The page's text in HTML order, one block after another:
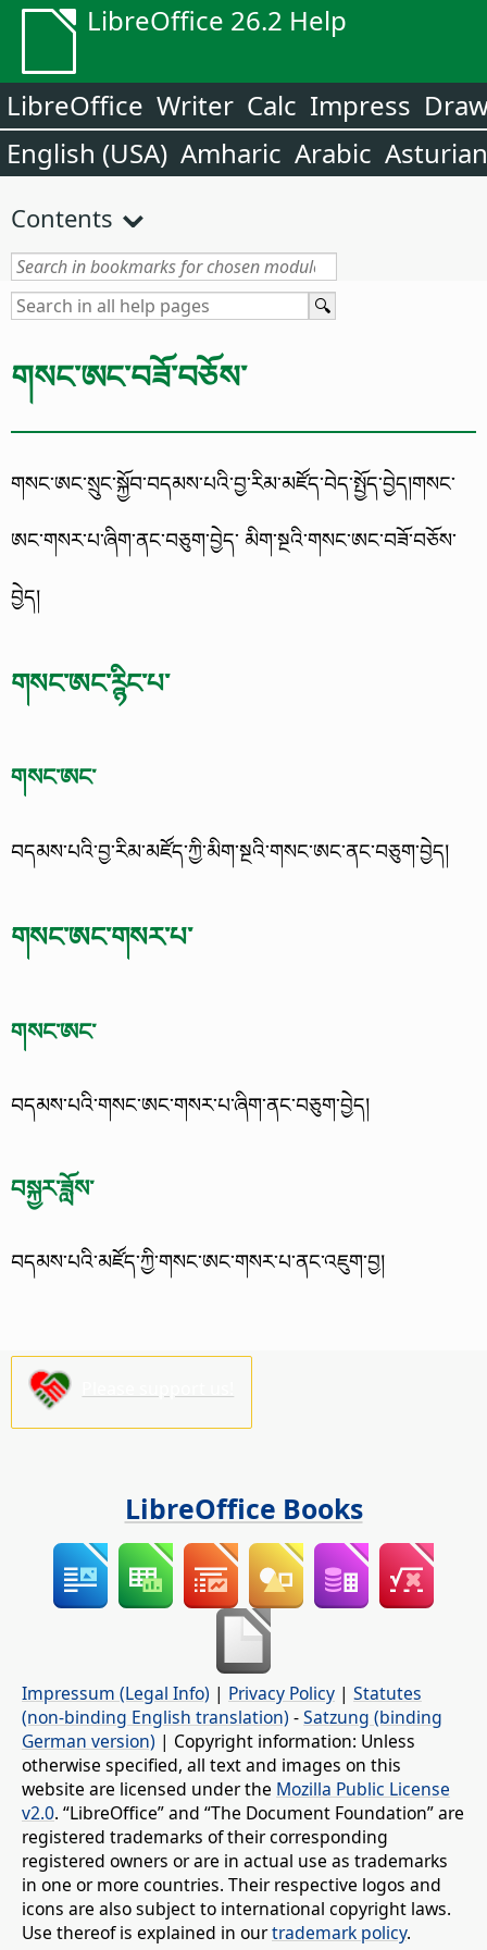
LibreOffice 26.2 Help
LibreOffice Writer Calc Impress
English (USA) Amharic Arabic Asturian
Contents
གསང་ཨང་བཟོ་བཅོས་
གསང་ཨང་སྲུང་སྐྱོབ་བདམས་པའི་བྱ་རིམ་མཛོད་བེད་སྤྱོད་བྱེད།གསང་
ཨང་གསར་པ་ཞིག་ནང་བཅུག་བྱེད་ མིག་སྔའི་གསང་ཨང་བཟོ་བཅོས་
བྱེད།
གསང་ཨང་ཪྙིང་པ་
གསང་ཨང་
བདམས་པའི་བྱ་རིམ་མཛོད་ཀྱི་མིག་སྔའི་གསང་ཨང་ནང་བཅུག་བྱེད།
གསང་ཨང་གསར་པ་
གསང་ཨང་
བདམས་པའི་གསང་ཨང་གསར་པ་ཞིག་ནང་བཅུག་བྱེད།
བསྐྱར་ཟློས་
བདམས་པའི་མཛོད་ཀྱི་གསང་ཨང་གསར་པ་ནང་འཇུག་བྱ།
LibreOffice Books
Impressum (Legal Info) | Privacy Policy | Statutes
(non-binding English translation) -Satzung (binding
German version) | Copyright information: Unless
otherwise specified, all text and images on this
website are licensed under the Mozilla Public License
v2.0. “LibreOffice” and “The Document Foundation” are
registered trademarks of their corresponding
registered owners or are in actual use as trademarks
in one or more countries. Their respective logos and
icons are also subject to international copyright laws.
Use thereof is explained in ourtrademark policy.